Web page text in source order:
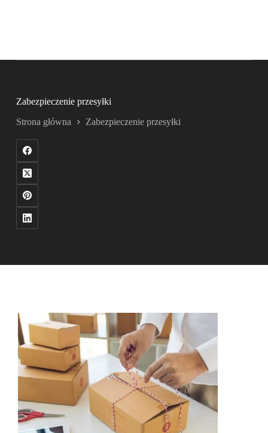
Zabezpieczenie przesyłki
Strona główna Zabezpieczenie przesyłki